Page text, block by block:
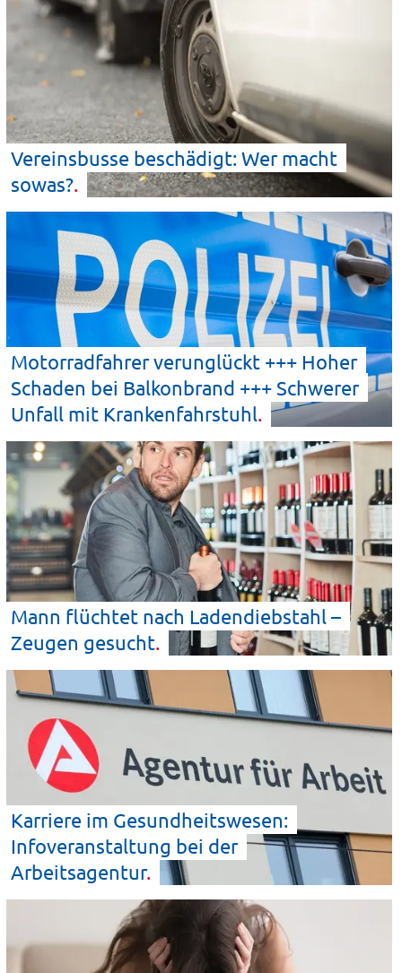
Vereinsbusse beschädigt: Wer macht
sowas?
Motorradfahrer verunglückt +++ Hoher
Schaden bei Balkonbrand +++ Schwerer
Unfall mit Krankenfahrstuhl
Mann flüchtet nach Ladendiebstahl –
Zeugen gesucht
Karriere im Gesundheitswesen:
Infoveranstaltung bei der
Arbeitsagentur